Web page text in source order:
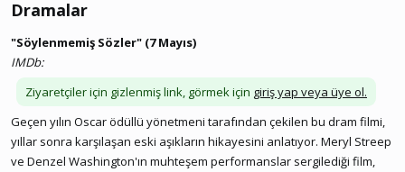
Dramalar​
"Söylenmemiş Sözler" (7 Mayıs)
IMDb:
Ziyaretçiler için gizlenmiş link, görmek için giriş yap veya üye ol.
Geçen yılın Oscar ödüllü yönetmeni tarafından çekilen bu dram filmi,
yıllar sonra karşılaşan eski aşıkların hikayesini anlatıyor. Meryl Streep
ve Denzel Washington'ın muhteşem performanslar sergilediği film,